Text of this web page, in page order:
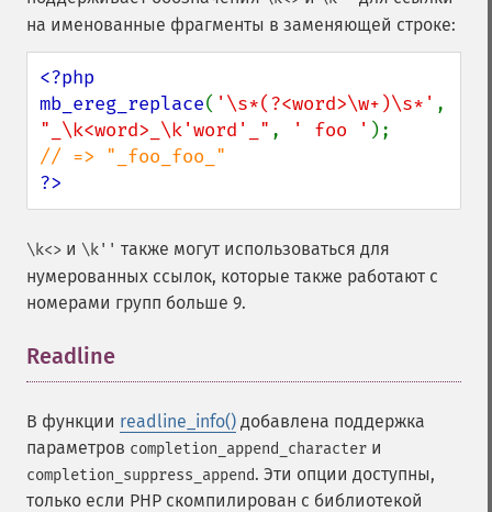
на именованные фрагменты в заменяющей строке:
<?php
mb_ereg_replace( '\s*(?<word>\w+)\s*'
"_\k<word>_\k'word'_" , ' foo '
?>
\k<> и \k'' также могут использоваться для
нумерованных ссылок, которые также работают с
номерами групп больше 9.
Readline
В функции readline_info() добавлена поддержка
параметров completion_append_character и
completion_suppress_append. Эти опции доступны,
только если PHP скомпилирован с библиотекой